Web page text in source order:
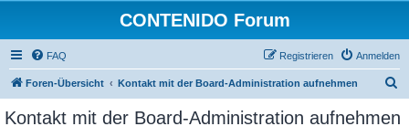
CONTENIDO Forum
FAQ Anmelden
Registrieren
Foren-Übersicht Kontakt mit der Board-Administration aufnehmen
c
Kontakt mit der Board-Administration aufnehmen